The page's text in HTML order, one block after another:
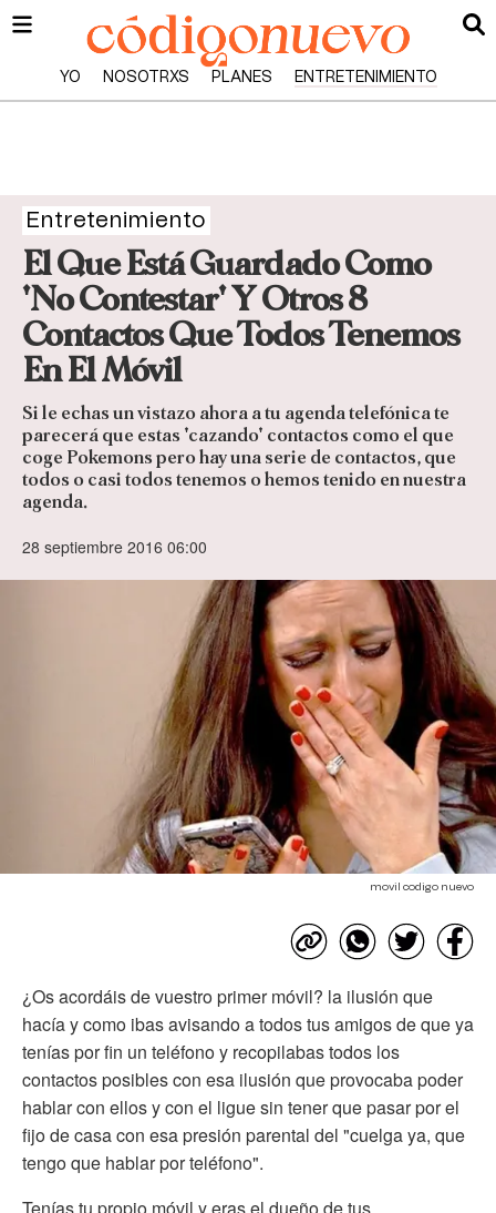
YO NOSOTRXS PLANES ENTRETENIMIENTO
Entretenimiento
El Que Está Guardado Como
'No Contestar' Y Otros 8
Contactos Que Todos Tenemos
En El Móvil
Si le echas un vistazo ahora a tu agenda telefónica te
parecerá que estas 'cazando' contactos como el que
coge Pokemons pero hay una serie de contactos, que
todos o casi todos tenemos o hemos tenido en nuestra
agenda.
28 septiembre 2016 06:00
movil codigo nuevo
¿Os acordáis de vuestro primer móvil? la ilusión que
hacía y como ibas avisando a todos tus amigos de que ya
tenías por fin un teléfono y recopilabas todos los
contactos posibles con esa ilusión que provocaba poder
hablar con ellos y con el ligue sin tener que pasar por el
fijo de casa con esa presión parental del "cuelga ya, que
tengo que hablar por teléfono".